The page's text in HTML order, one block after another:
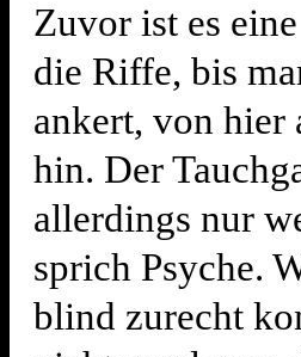
Zuvor ist es
die Riffe, bis
ankert, von hier
hin. Der
allerdings nur
sprich Psyche.
blind zurecht